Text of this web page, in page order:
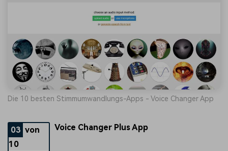
Die 10 besten Stimmumwandlungs-Apps - Voice Changer App
03 von
10
Voice Changer Plus App